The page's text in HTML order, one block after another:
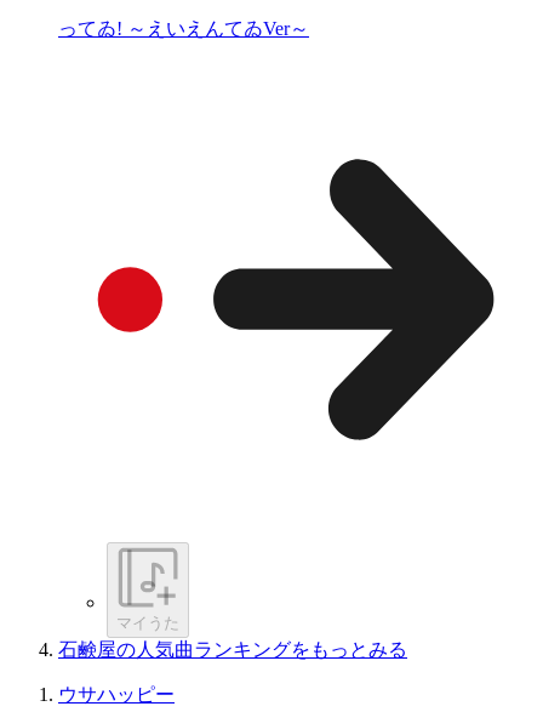
ってゐ! ～えいえんてゐVer～
マイうた
石鹸屋の人気曲ランキングをもっとみる
ウサハッピー